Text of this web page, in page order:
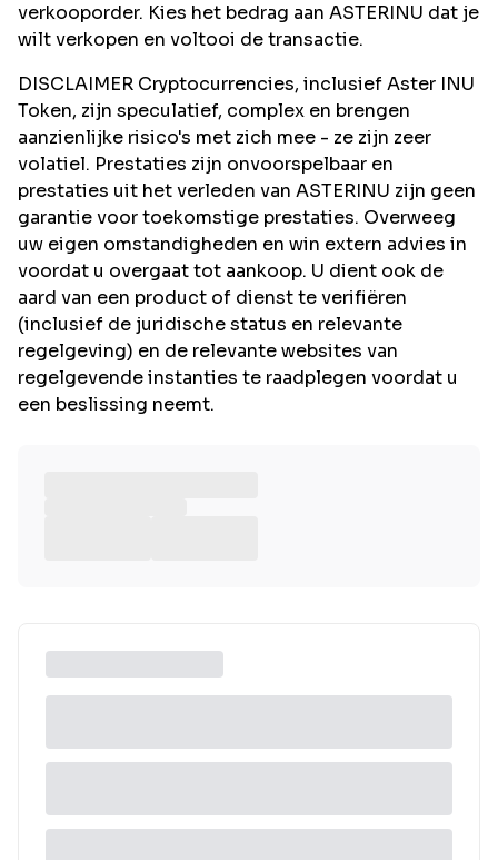
verkooporder. Kies het bedrag aan ASTERINU dat je
wilt verkopen en voltooi de transactie.
DISCLAIMER Cryptocurrencies, inclusief Aster INU
Token, zijn speculatief, complex en brengen
aanzienlijke risico's met zich mee - ze zijn zeer
volatiel. Prestaties zijn onvoorspelbaar en
prestaties uit het verleden van ASTERINU zijn geen
garantie voor toekomstige prestaties. Overweeg
uw eigen omstandigheden en win extern advies in
voordat u overgaat tot aankoop. U dient ook de
aard van een product of dienst te verifiëren
(inclusief de juridische status en relevante
regelgeving) en de relevante websites van
regelgevende instanties te raadplegen voordat u
een beslissing neemt.